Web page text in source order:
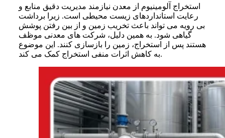
استخراج آلومینیوم از معدن نیازمند مدیریت دقیق منابع و
رعایت استانداردهای زیست محیطی است. زیرا برداشت
بی رویه می تواند باعث تخریب زمین و از بین رفتن پوشش
گیاهی شود. به همین دلیل، شرکت های معدنی موظف
هستند پس از استخراج، زمین را بازسازی کنند. این موضوع
به کاهش اثرات منفی استخراج کمک می کند.